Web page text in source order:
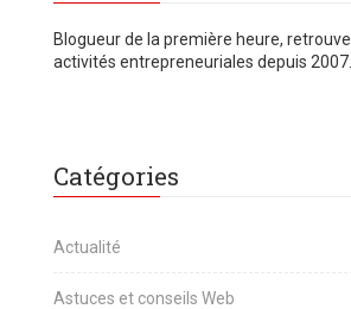
Blogueur de la première heure,
activités entrepreneuriales depuis 2007.
Catégories
Actualité
Astuces et conseils Web